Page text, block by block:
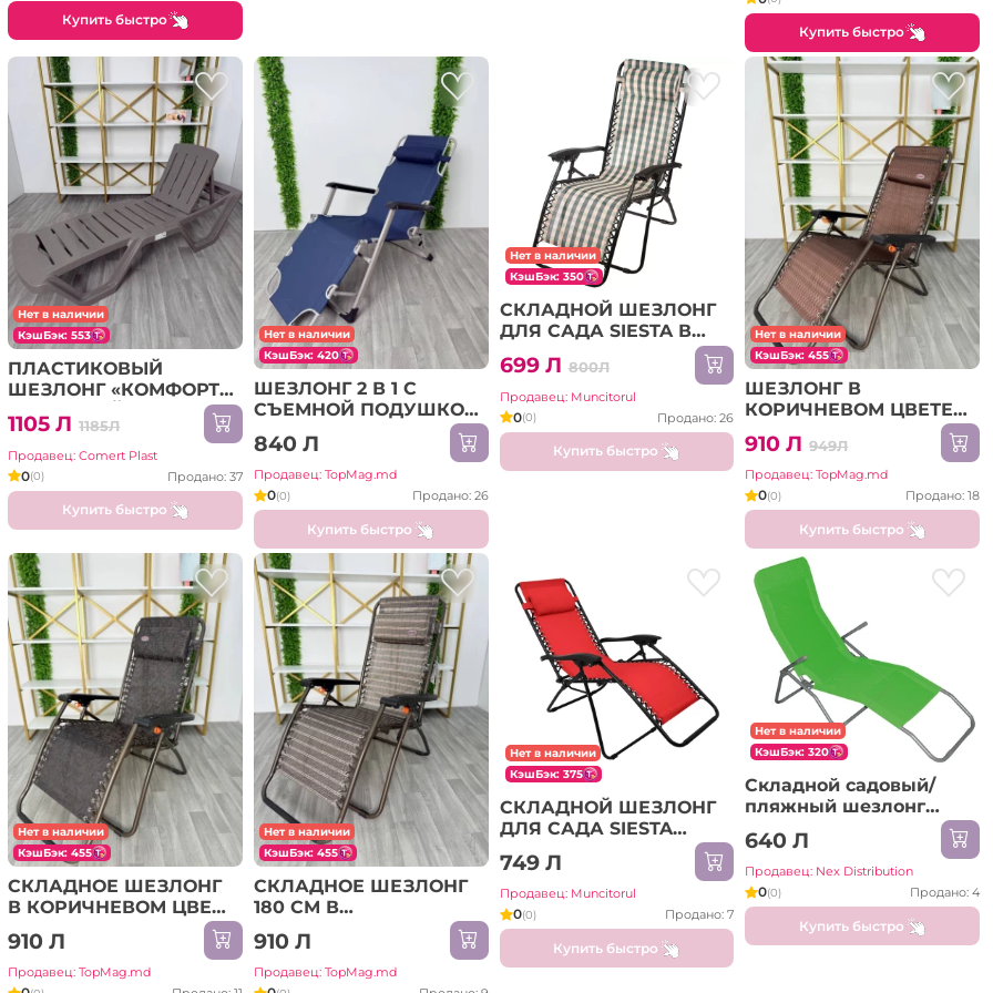
Купить быстро
Купить быстро
Нет в наличии
КэшБэк: 553
ПЛАСТИКОВЫЙ
ШЕЗЛОНГ «КОМФОРТ»
– БЕЖЕВЫЙ
1105 Л 1185Л
Продавец: Comert Plast
0(0) Продано: 37
Купить быстро
Нет в наличии
КэшБэк: 420
ШЕЗЛОНГ 2 В 1 С
СЪЕМНОЙ ПОДУШКОЙ
В СИНЕМ ЦВЕТЕ
840 Л
Продавец: TopMag.md
0(0) Продано: 26
Купить быстро
Нет в наличии
КэшБэк: 350
СКЛАДНОЙ ШЕЗЛОНГ
ДЛЯ САДА SIESTA В
КЛЕТКУ (C2014)
699 Л 800Л
Продавец: Muncitorul
0(0) Продано: 26
Купить быстро
Нет в наличии
КэшБэк: 455
ШЕЗЛОНГ В
КОРИЧНЕВОМ ЦВЕТЕ
66x180 СМ (011)
910 Л 949Л
Продавец: TopMag.md
0(0) Продано: 18
Купить быстро
Нет в наличии
КэшБэк: 455
СКЛАДНОЕ ШЕЗЛОНГ
В КОРИЧНЕВОМ ЦВЕТЕ
910 Л
Продавец: TopMag.md
Нет в наличии
КэшБэк: 455
СКЛАДНОЕ ШЕЗЛОНГ
180 СМ В
КОРИЧНЕВОМ ЦВЕТЕ
(002)
910 Л
Продавец: TopMag.md
Нет в наличии
КэшБэк: 375
СКЛАДНОЙ ШЕЗЛОНГ
ДЛЯ САДА SIESTA
КРАСНЫЙ (C2064)
749 Л
Продавец: Muncitorul
0(0) Продано: 7
Купить быстро
Нет в наличии
КэшБэк: 320
Складной садовый/
пляжный шезлонг
719262
640 Л
Продавец: Nex Distribution
0(0) Продано: 4
Купить быстро